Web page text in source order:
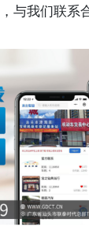
，与我们联系